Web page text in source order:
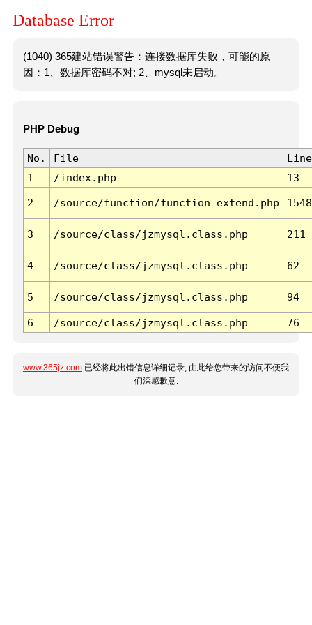
Database Error
(1040) 365建站错误警告：连接数据库失败，可能的原
因：1、数据库密码不对; 2、mysql未启动。
PHP Debug
No. File
Line
1
/index.php 13
2 /source/function/function_extend.php 1548
3 /source/class/jzmysql.class.php 211
4 /source/class/jzmysql.class.php 62
5 /source/class/jzmysql.class.php 94
6 /source/class/jzmysql.class.php 76
www.365jz.com 已经将此出错信息详细记录, 由此给您带来的访问不便我
们深感歉意.